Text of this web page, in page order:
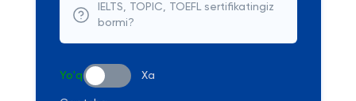
IELTS, TOPIC, TOEFL sertifikatingiz
bormi?
Yo'q Xa